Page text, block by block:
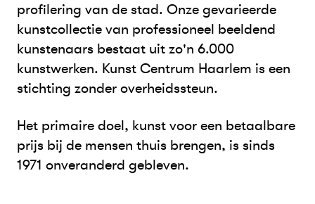
profilering van de stad. Onze gevarieerde
kunstcollectie van professioneel beeldend
kunstenaars bestaat uit zo'n 6.000
kunstwerken. Kunst Centrum Haarlem is een
stichting zonder overheidssteun.
Het primaire doel, kunst voor een betaalbare
prijs bij de mensen thuis brengen, is sinds
1971 onveranderd gebleven.